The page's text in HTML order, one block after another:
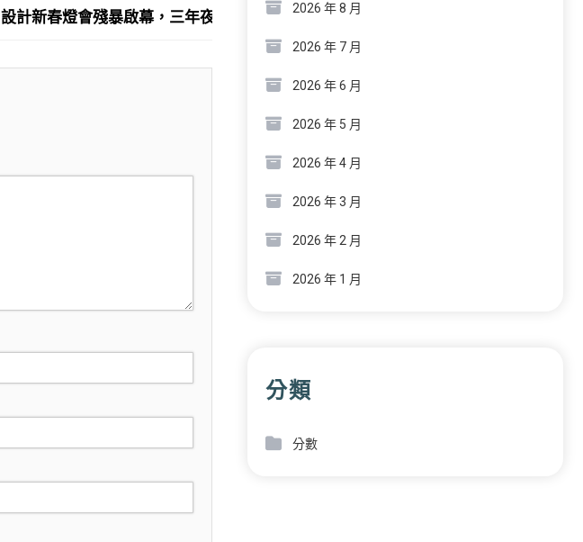
計新春燈會殘暴啟幕，三年夜主題環漫游羊城千年文明史詩
2026 年 8 月
2026 年 7 月
2026 年 6 月
2026 年 5 月
2026 年 4 月
2026 年 3 月
2026 年 2 月
2026 年 1 月
分類
分數